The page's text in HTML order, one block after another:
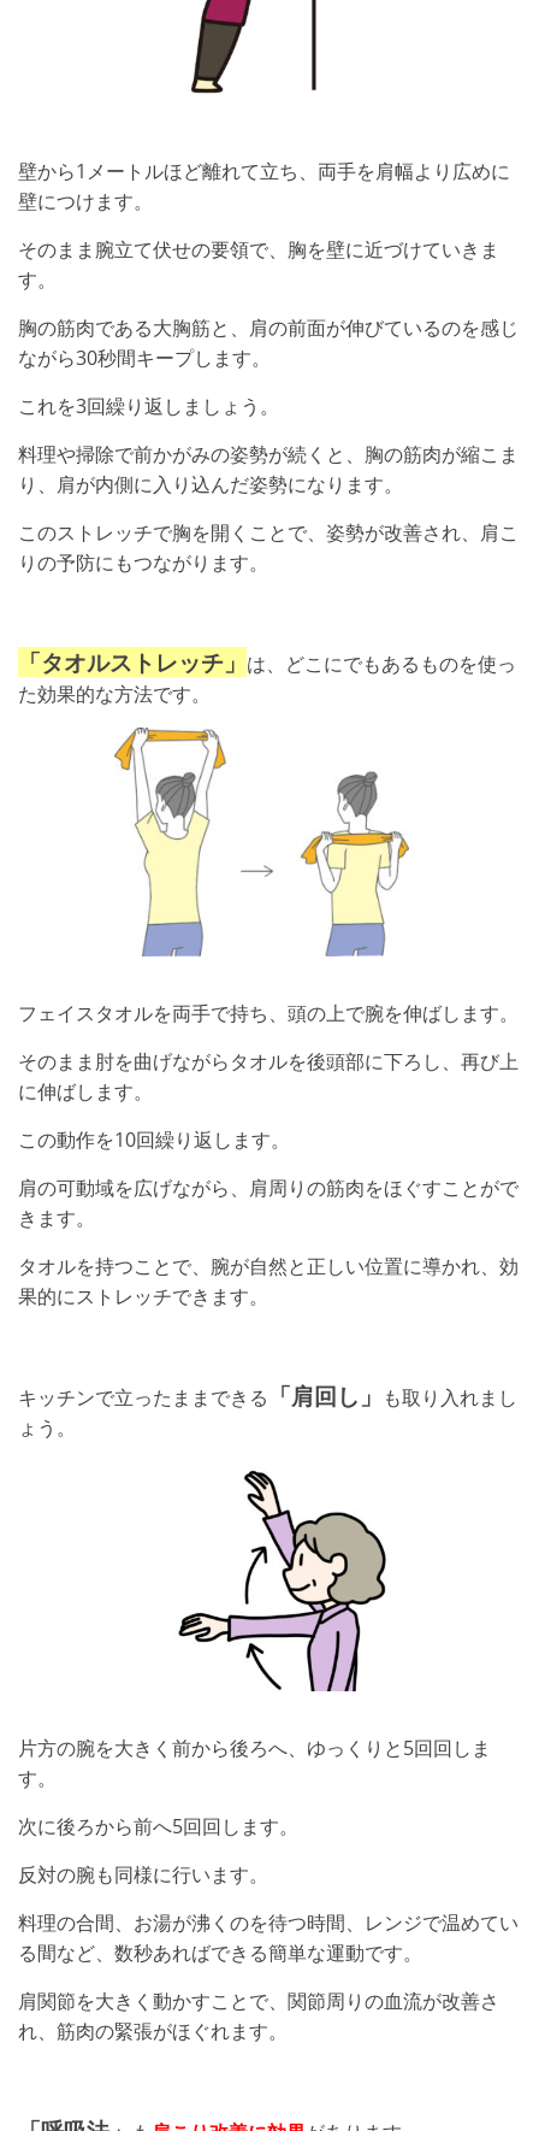
壁から1メートルほど離れて立ち、両手を肩幅より広めに
壁につけます。
そのまま腕立て伏せの要領で、胸を壁に近づけていきま
す。
胸の筋肉である大胸筋と、肩の前面が伸びているのを感じ
ながら30秒間キープします。
これを3回繰り返しましょう。
料理や掃除で前かがみの姿勢が続くと、胸の筋肉が縮こま
り、肩が内側に入り込んだ姿勢になります。
このストレッチで胸を開くことで、姿勢が改善され、肩こ
りの予防にもつながります。
「タオルストレッチ」 は、どこにでもあるものを使っ
た効果的な方法です。
フェイスタオルを両手で持ち、頭の上で腕を伸ばします。
そのまま肘を曲げながらタオルを後頭部に下ろし、再び上
に伸ばします。
この動作を10回繰り返します。
肩の可動域を広げながら、肩周りの筋肉をほぐすことがで
きます。
タオルを持つことで、腕が自然と正しい位置に導かれ、効
果的にストレッチできます。
キッチンで立ったままできる 「肩回し」 も取り入れまし
ょう。
片方の腕を大きく前から後ろへ、ゆっくりと5回回しま
す。
次に後ろから前へ5回回します。
反対の腕も同様に行います。
料理の合間、お湯が沸くのを待つ時間、レンジで温めてい
る間など、数秒あればできる簡単な運動です。
肩関節を大きく動かすことで、関節周りの血流が改善さ
れ、筋肉の緊張がほぐれます。